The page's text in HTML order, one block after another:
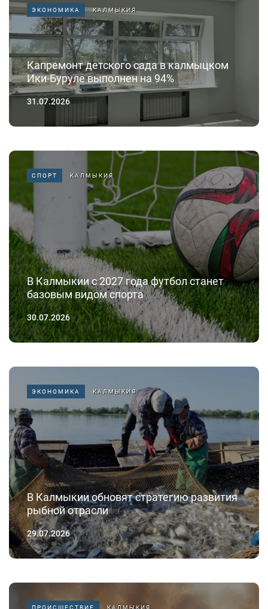
ЭКОНОМИКА КАЛМЫКИЯ
Капремонт детского сада в калмыцком
Ики-Буруле выполнен на 94%
31.07.2026
СПОРТ КАЛМЫКИЯ
В Калмыкии с 2027 года футбол станет
базовым видом спорта
30.07.2026
ЭКОНОМИКА КАЛМЫКИЯ
В Калмыкии обновят стратегию развития
рыбной отрасли
29.07.2026
ПРОИСШЕСТВИЕ КАЛМЫКИЯ